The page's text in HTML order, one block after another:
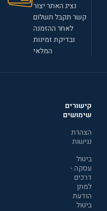
נציג האתר יצור
קשר תקבל תשלום
לאחר ההזמנה
ובדיקת זמינות
המלאי
קישורים
שימושים
הצהרת
נגישות
ביטול
עסקה -
דרכים
למתן
הודעת
ביטול